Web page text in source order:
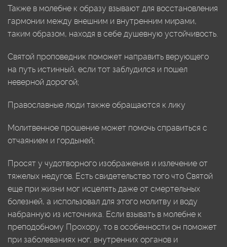
Также в молебне к образу взывают для восстановления
гармонии между внешним и внутренним мирами,
таким образом, находя в себе душевную устойчивость.
Святой проповедник поможет направить верующего
на путь истинный, если тот заблудился и пошел
неверной дорогой;
Православные люди также обращаются к лику
Молитвенное прошение может помочь справиться с
отчаянием и гордыней;
Просят у чудотворного изображения и излечение от
тяжелых недугов. Есть свидетельство того что Святой
еще при жизни мог исцелять даже от смертельных
болезней, а использовал для этого молитву и воду
набранную из источника. Если взывать в молебне к
преподобному Прохору, то в особенности он поможет
при заболеваниях ног, внутренних органов и